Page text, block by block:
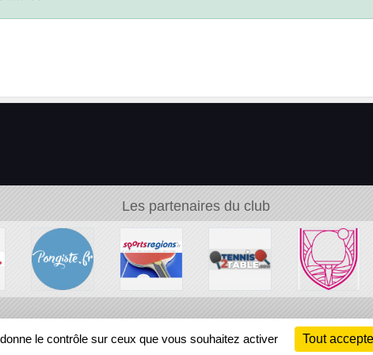
Les partenaires du club
le contrôle sur ceux que vous souhaitez activer Tout